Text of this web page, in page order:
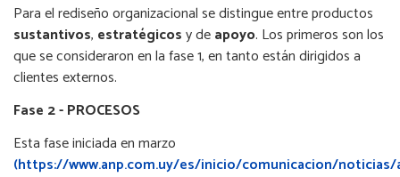
Para el rediseño organizacional se distingue entre productos
sustantivos, estratégicosy deapoyo. Los primeros son los
que se consideraron en la fase 1, en tanto están dirigidos a
clientes externos.
Fase 2 - PROCESOS
Esta fase iniciada en marzo
(https://www.anp.com.uy/es/inicio/comunicacion/noticias/